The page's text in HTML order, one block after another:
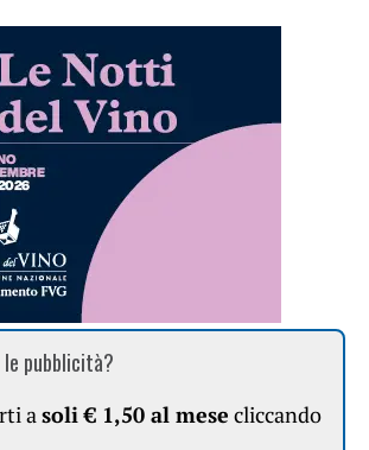
pubblicità?
asoli € 1,50 al mese cliccando